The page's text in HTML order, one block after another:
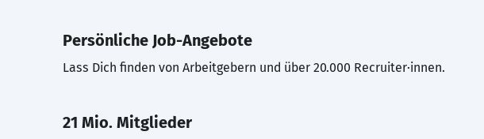
Persönliche Job-Angebote
Lass Dich finden von Arbeitgebern und über 20.000 Recruiter·innen.
21 Mio. Mitglieder